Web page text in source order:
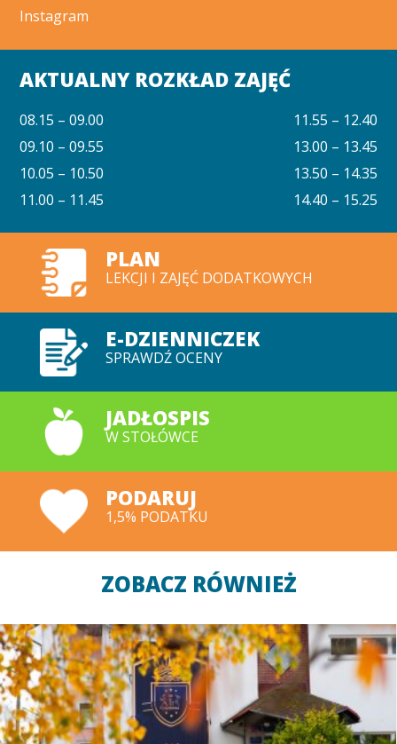
Instagram
AKTUALNY ROZKŁAD ZAJĘĆ
08.15 – 09.00
09.10 – 09.55
10.05 – 10.50
11.00 – 11.45
11.55 – 12.40
13.00 – 13.45
13.50 – 14.35
14.40 – 15.25
PLAN
LEKCJI I ZAJĘĆ DODATKOWYCH
E-DZIENNICZEK
SPRAWDŹ OCENY
JADŁOSPIS
W STOŁÓWCE
PODARUJ
1,5% PODATKU
ZOBACZ RÓWNIEŻ